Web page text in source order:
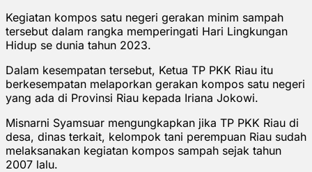
Kegiatan kompos satu negeri gerakan minim sampah
tersebut dalam rangka memperingati Hari Lingkungan
Hidup se dunia tahun 2023.
Dalam kesempatan tersebut, Ketua TP PKK Riau itu
berkesempatan melaporkan gerakan kompos satu negeri
yang ada di Provinsi Riau kepada Iriana Jokowi.
Misnarni Syamsuar mengungkapkan jika TP PKK Riau di
desa, dinas terkait, kelompok tani perempuan Riau sudah
melaksanakan kegiatan kompos sampah sejak tahun
2007 lalu.